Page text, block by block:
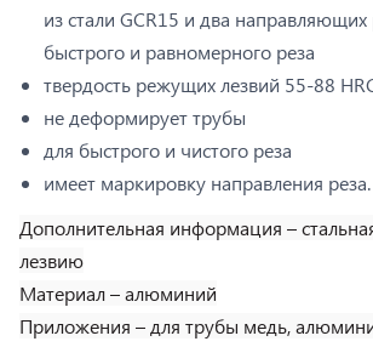
из стали GCR15 и два направляющих
быстрого и равномерного реза
твердость режущих лезвий 55-88
не деформирует трубы
для быстрого и чистого реза
имеет маркировку направления реза.
Дополнительная информация –
лезвию
Материал – алюминий
Приложения – для трубы медь,